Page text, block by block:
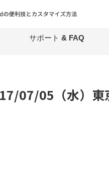
サポート & FAQ
07/05（水）